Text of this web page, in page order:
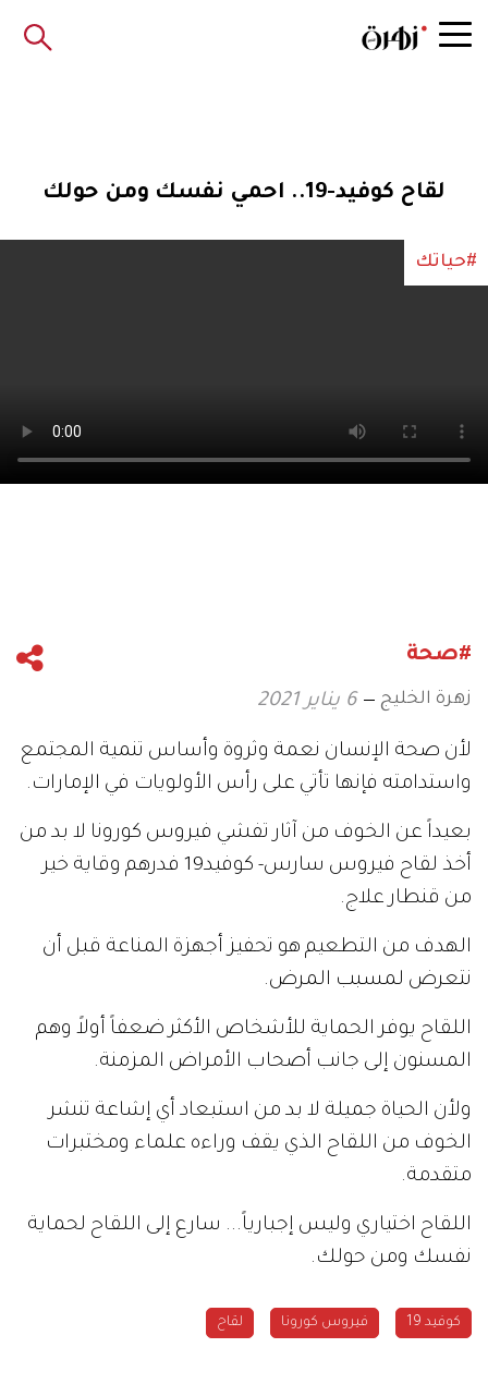
لقاح كوفيد-19.. احمي نفسك ومن حولك
#حياتك
#صحة
زهرة الخليج 6 يناير 2021
لأن صحة الإنسان نعمة وثروة وأساس تنمية المجتمع
واستدامته فإنها تأتي على رأس الأولويات في الإمارات.
بعيداً عن الخوف من آثار تفشي فيروس كورونا لا بد من
أخذ لقاح فيروس سارس- كوفيد19 فدرهم وقاية خير
من قنطار علاج.
الهدف من التطعيم هو تحفيز أجهزة المناعة قبل أن
نتعرض لمسبب المرض.
اللقاح يوفر الحماية للأشخاص الأكثر ضعفاً أولاً وهم
المسنون إلى جانب أصحاب الأمراض المزمنة.
ولأن الحياة جميلة لا بد من استبعاد أي إشاعة تنشر
الخوف من اللقاح الذي يقف وراءه علماء ومختبرات
متقدمة.
اللقاح اختياري وليس إجبارياً... سارع إلى اللقاح لحماية
نفسك ومن حولك.
كوفيد 19 فيروس كورونا لقاح